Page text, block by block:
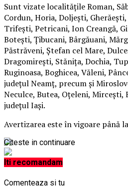
Sunt vizate localităţile Roman,
Cordun, Horia, Doljeşti,
Trifeşti, Petricani, Ion Creangă,
Boteşti, Ţibucani, Bârgăuani,
Păstrăveni, Ştefan cel Mare,
Dragomireşti, Stăniţa, Dochia,
Ruginoasa, Boghicea, Văleni,
judeţul Neamţ, precum şi
Neculce, Butea, Oţeleni, Mirceşti,
judeţul Iaşi.
Avertizarea este în vigoare până
Citeste in continuare
Iti recomandam
Comenteaza si tu